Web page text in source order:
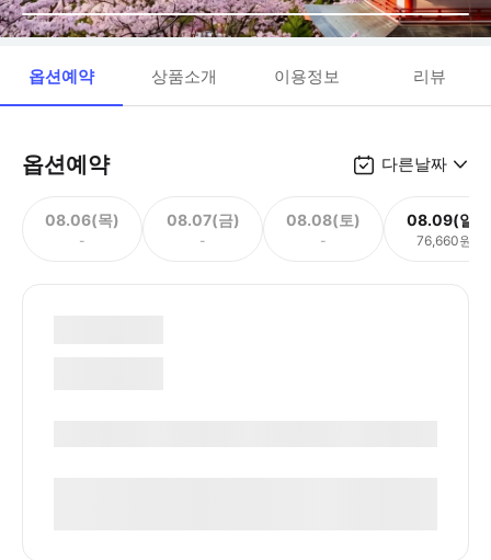
옵션예약 상품소개 이용정보 리뷰
옵션예약 다른날짜
08.06(목)
-
08.07(금)
-
08.08(토)
-
08.09(일)
76,660원